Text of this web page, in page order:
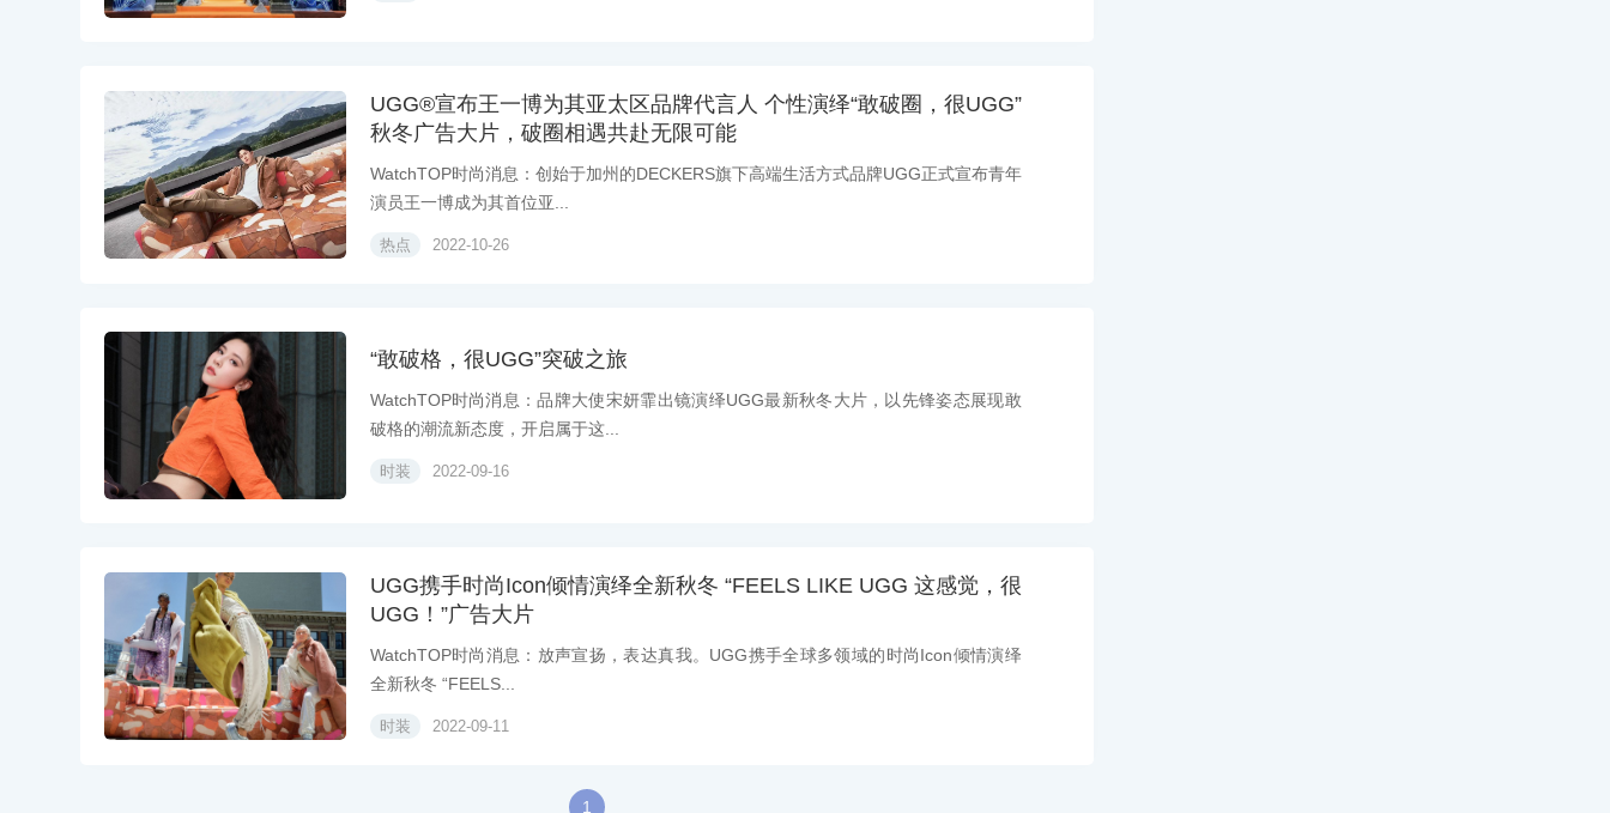
UGG®宣布王一博为其亚太区品牌代言人 个性演绎“敢破圈，很UGG”
秋冬广告大片，破圈相遇共赴无限可能
WatchTOP时尚消息：创始于加州的DECKERS旗下高端生活方式品牌UGG正式宣布青年
演员王一博成为其首位亚...
热点 2022-10-26
“敢破格，很UGG”突破之旅
WatchTOP时尚消息：品牌大使宋妍霏出镜演绎UGG最新秋冬大片，以先锋姿态展现敢
破格的潮流新态度，开启属于这...
时装 2022-09-16
UGG携手时尚Icon倾情演绎全新秋冬 “FEELS LIKE UGG 这感觉，很
UGG！”广告大片
WatchTOP时尚消息：放声宣扬，表达真我。UGG携手全球多领域的时尚Icon倾情演绎
全新秋冬 “FEELS...
时装 2022-09-11
1